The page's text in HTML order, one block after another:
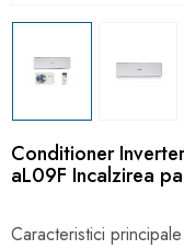
Conditioner Inverter
aL09F Incalzirea
Caracteristici principale